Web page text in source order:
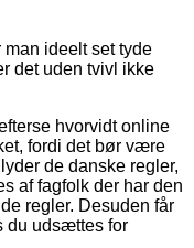
man ideelt set tyde
det uden tvivl ikke
hvorvidt online
fordi det bør være
de danske regler,
af fagfolk der har den
regler. Desuden får
du udsættes for